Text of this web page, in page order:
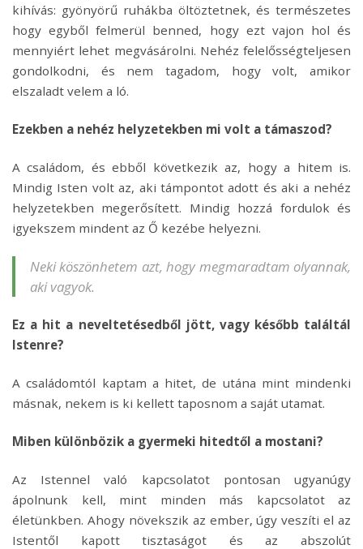
kihívás: gyönyörű ruhákba öltöztetnek, és természetes
hogy egyből felmerül benned, hogy ezt vajon hol és
mennyiért lehet megvásárolni. Nehéz felelősségteljesen
gondolkodni, és nem tagadom, hogy volt, amikor
elszaladt velem a ló.
Ezekben a nehéz helyzetekben mi volt a támaszod?
A családom, és ebből következik az, hogy a hitem is.
Mindig Isten volt az, aki támpontot adott és aki a nehéz
helyzetekben megerősített. Mindig hozzá fordulok és
igyekszem mindent az Ő kezébe helyezni.
Neki köszönhetem azt, hogy megmaradtam olyannak,
aki vagyok.
Ez a hit a neveltetésedből jött, vagy később találtál
Istenre?
A családomtól kaptam a hitet, de utána mint mindenki
másnak, nekem is ki kellett taposnom a saját utamat.
Miben különbözik a gyermeki hitedtől a mostani?
Az Istennel való kapcsolatot pontosan ugyanúgy
ápolnunk kell, mint minden más kapcsolatot az
életünkben. Ahogy növekszik az ember, úgy veszíti el az
Istentől kapott tisztaságot és az abszolút